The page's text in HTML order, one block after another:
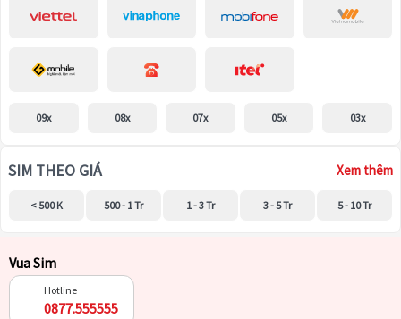
09x 08x 07x 05x 03x
SIM THEO GIÁ Xem thêm
< 500 K 500 - 1 Tr 1 - 3 Tr 3 - 5 Tr 5 - 10 Tr
Vua Sim
Hotline
0877.555555